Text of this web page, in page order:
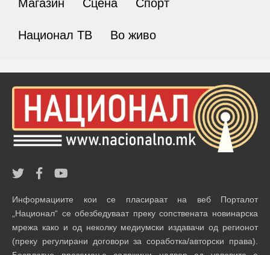
Магазин Сцена Спорт
Национал ТВ Во живо
Информациите кои се пласираат на веб Порталот
„Национал“ се обезбедуваат преку сопствената новинарска
мрежа како и од неколку медиумски издавачи од регионот
(преку регулирани договори за соработка/авторски права).